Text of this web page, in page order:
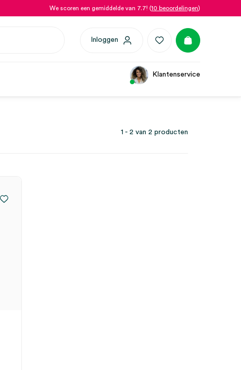
We scoren een gemiddelde van 7.7! (10 beoordelingen)
Inloggen
Klantenservice
1 - 2 van 2 producten